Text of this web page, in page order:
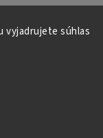
vyjadrujete súhlas